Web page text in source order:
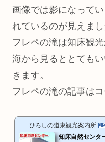
画像では影になって
れているのが見えまし
フレペの滝は知床観
海から見るととても
きます。
フレペの滝の記事は
ひろしの道東観光案内所 1
知床自然センタ